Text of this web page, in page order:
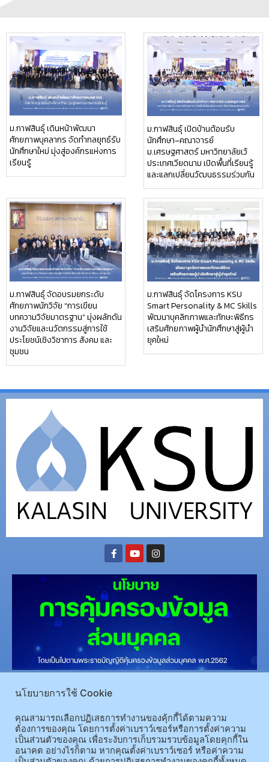
ม.กาฬสินธุ์ เดินหน้าพัฒนา
ศักยภาพบุคลากร จัดทำกลยุทธ์รับ
นักศึกษาใหม่ มุ่งสู่องค์กรแห่งการ
เรียนรู้
ม.กาฬสินธุ์ เปิดบ้านต้อนรับ
นักศึกษา–คณาจารย์
ม.เศรษฐศาสตร์ มหาวิทยาลัยเว้
ประเทศเวียดนาม เปิดพื้นที่เรียนรู้
และแลกเปลี่ยนวัฒนธรรมร่วมกัน
ม.กาฬสินธุ์ จัดอบรมยกระดับ
ศักยภาพนักวิจัย “การเขียน
บทความวิจัยมาตรฐาน” มุ่งผลักดัน
งานวิจัยและนวัตกรรมสู่การใช้
ประโยชน์เชิงวิชาการ สังคม และ
ชุมชน
ม.กาฬสินธุ์ จัดโครงการ KSU
Smart Personality & MC Skills
พัฒนาบุคลิกภาพและทักษะพิธีกร
เสริมศักยภาพผู้นำนักศึกษาสู่ผู้นำ
ยุคใหม่
(อ.เมือง)62/1 ถ.เกษตรสมบูรณ์ ต.กาฬสินธุ์ อ.เมือง จ.กาฬสินธุ์ 46000
64584360 โทรสาร 043-813070
นโยบายการใช้ Cookie
คุณสามารถเลือกปฏิเสธการทำงานของคุ้กกี้ได้ตามความ
ต้องการของคุณ โดยการตั้งค่าเบราว์เซอร์หรือการตั้งค่าความ
เป็นส่วนตัวของคุณ เพื่อระงับการเก็บรวมรวบข้อมูลโดยคุกกี้ใน
อนาคต อย่างไรก็ตาม หากคุณตั้งค่าเบราว์เซอร์ หรือค่าความ